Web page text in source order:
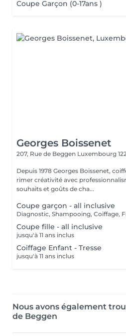
Coupe Garçon (0-17ans )
Georges Boissenet
207, Rue de Beggen Luxembourg
Depuis 1978 Georges Boissenet,
rimer créativité avec
souhaits et goûts de cha...
Coupe garçon - all inclusive
Coupe fille - all inclusive
jusqu'à 11 ans inclus
Coiffage Enfant - Tresse
jusqu'à 11 ans inclus
Nous avons également
de Beggen